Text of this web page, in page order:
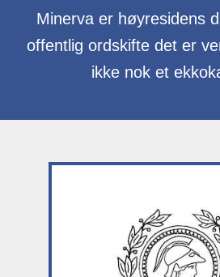
Minerva er høyresidens
offentlig ordskifte det er
ikke nok et